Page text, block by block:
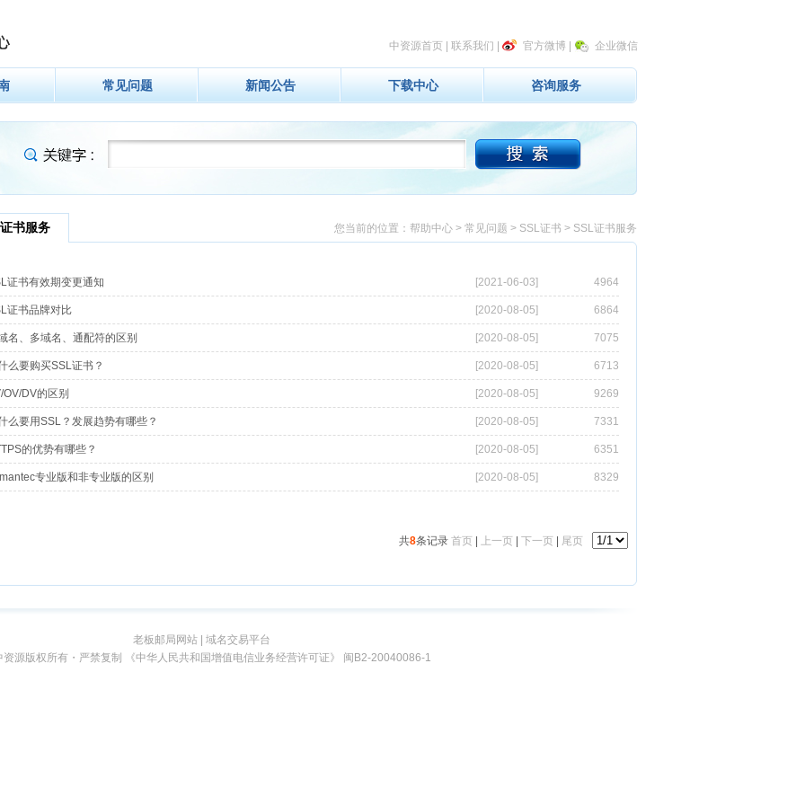
中资源首页| 联系我们 官方微博 企业微信
常见问题 新闻公告 下载中心 咨询服务
老板邮局网站| 域名交易平台
资源版权所有・严禁复制 《中华人民共和国增值电信业务经营许可证》 闽B2-20040086-1